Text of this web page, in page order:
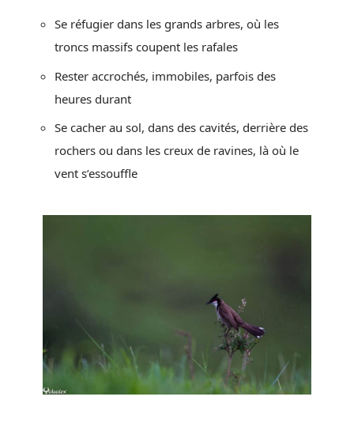
Se réfugier dans les grands arbres, où les
troncs massifs coupent les rafales
Rester accrochés, immobiles, parfois des
heures durant
Se cacher au sol, dans des cavités, derrière des
rochers ou dans les creux de ravines, là où le
vent s’essouffle